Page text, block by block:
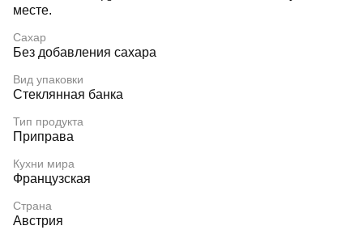
месте.
Сахар
Без добавления сахара
Вид упаковки
Стеклянная банка
Тип продукта
Приправа
Кухни мира
Французская
Страна
Австрия